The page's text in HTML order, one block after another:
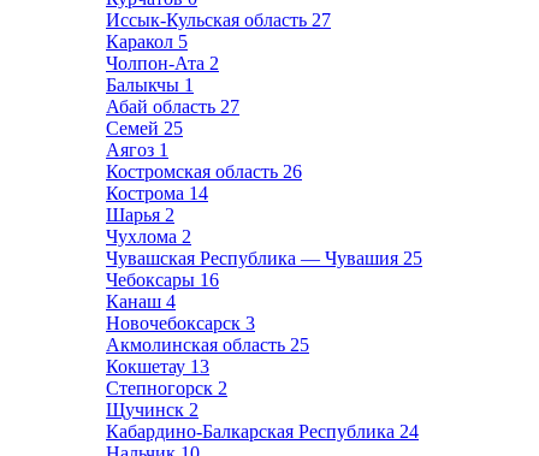
Иссык-Кульская область 27
Каракол 5
Чолпон-Ата 2
Балыкчы 1
Абай область 27
Семей 25
Аягоз 1
Костромская область 26
Кострома 14
Шарья 2
Чухлома 2
Чувашская Республика — Чувашия 25
Чебоксары 16
Канаш 4
Новочебоксарск 3
Акмолинская область 25
Кокшетау 13
Степногорск 2
Щучинск 2
Кабардино-Балкарская Республика 24